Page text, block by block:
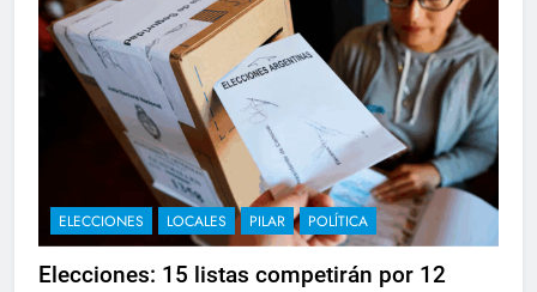
ELECCIONES LOCALES PILAR POLÍTICA
Elecciones: 15 listas competirán por 12